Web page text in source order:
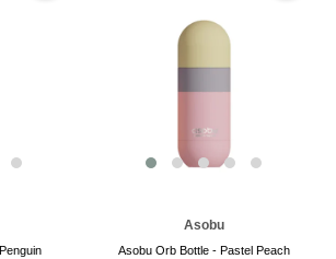
Asobu
Asobu Orb Bottle - Pastel Peach